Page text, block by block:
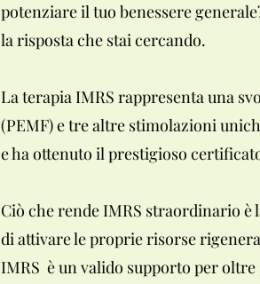
potenziare il tuo benessere
la risposta che stai cercando.
La terapia IMRS rappresenta una
(PEMF) e tre altre stimolazioni
e ha ottenuto il prestigioso certificato
Ciò che rende IMRS straordinario
di attivare le proprie risorse
IMRS è un valido supporto per